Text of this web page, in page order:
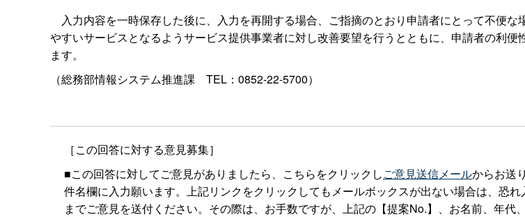
入力内容を一時保存した後に、入力を再開する場合、ご指摘のとおり申請者にとって不便
やすいサービスとなるようサービス提供事業者に対し改善要望を行うとともに、申請者の利
ます。
（総務部情報システム推進課 TEL：0852-22-5700）
［この回答に対する意見募集］
■この回答に対してご意見がありましたら、こちらをクリックしご意見送信メールからお送
件名欄に入力願います。上記リンクをクリックしてもメールボックスが出ない場合は、恐
までご意見を送付ください。その際は、お手数ですが、上記の【提案No.】、お名前、年代